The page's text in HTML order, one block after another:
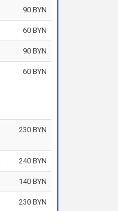
90 BYN
60 BYN
90 BYN
60 BYN
230 BYN
240 BYN
140 BYN
230 BYN